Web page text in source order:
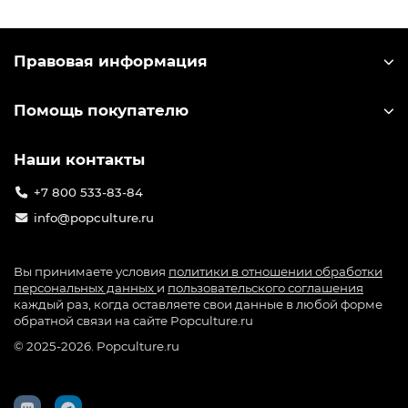
Правовая информация
Помощь покупателю
Наши контакты
+7 800 533-83-84
info@popculture.ru
Вы принимаете условия политики в отношении обработки
персональных данных и пользовательского соглашения
каждый раз, когда оставляете свои данные в любой форме
обратной связи на сайте Popculture.ru
© 2025-2026. Popculture.ru